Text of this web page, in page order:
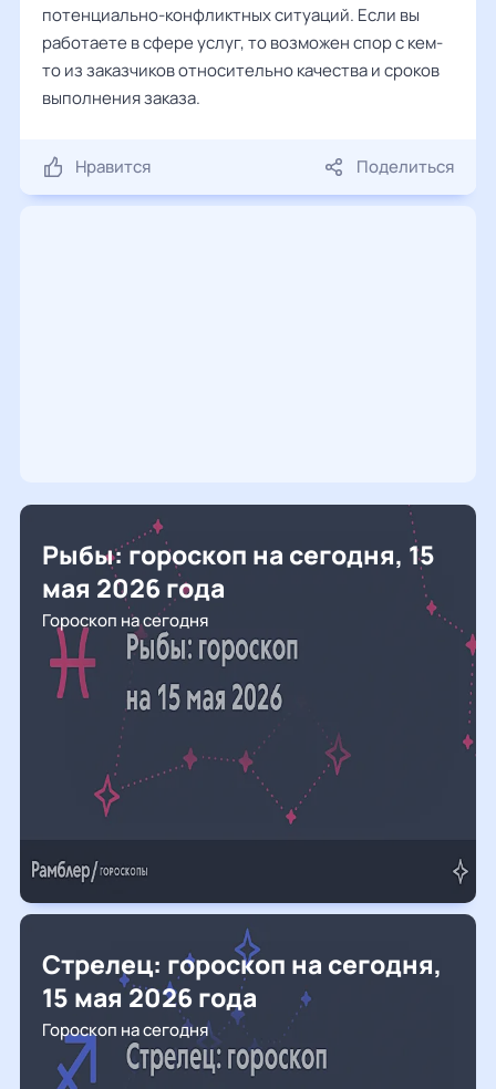
потенциально-конфликтных ситуаций. Если вы
работаете в сфере услуг, то возможен спор с кем-
то из заказчиков относительно качества и сроков
выполнения заказа.
Нравится Поделиться
Рыбы: гороскоп на сегодня, 15
мая 2026 года
Гороскоп на сегодня
Стрелец: гороскоп на сегодня,
15 мая 2026 года
Гороскоп на сегодня